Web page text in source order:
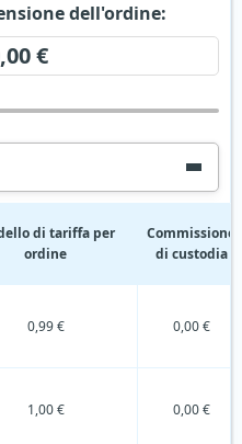
dell'ordine:
€
di tariffa per
ordine
Commissione
di custodia
0,99 € 0,00 €
1,00 € 0,00 €